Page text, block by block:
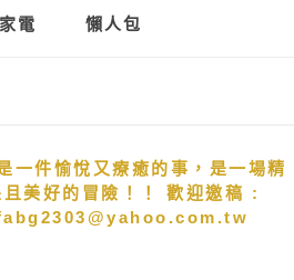
電 懶人包
一件愉悅又療癒的事，是一場精
且美好的冒險！！ 歡迎邀稿 :